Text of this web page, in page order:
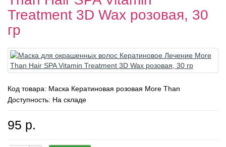
Treatment 3D Wax розовая, 30
гр
Код товара: Маска Кератиновая розовая More Than
Доступность: На складе
95 р.